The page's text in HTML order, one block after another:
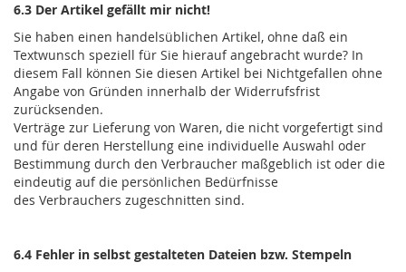
6.3 Der Artikel gefällt mir nicht!
Sie haben einen handelsüblichen Artikel, ohne daß ein
Textwunsch speziell für Sie hierauf angebracht wurde? In
diesem Fall können Sie diesen Artikel bei Nichtgefallen ohne
Angabe von Gründen innerhalb der Widerrufsfrist
zurücksenden.
Verträge zur Lieferung von Waren, die nicht vorgefertigt sind
und für deren Herstellung eine individuelle Auswahl oder
Bestimmung durch den Verbraucher maßgeblich ist oder die
eindeutig auf die persönlichen Bedürfnisse
des Verbrauchers zugeschnitten sind.
6.4 Fehler in selbst gestalteten Dateien bzw. Stempeln